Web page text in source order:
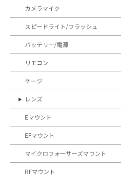
カメラマイク
スピードライト/フラッシュ
バッテリー/電源
リモコン
ケージ
レンズ
Eマウント
EFマウント
マイクロフォーサーズマウント
RFマウント